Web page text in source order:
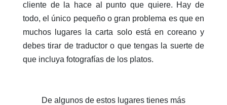
cliente de la hace al punto que quiere. Hay de
todo, el único pequeño o gran problema es que en
muchos lugares la carta solo está en coreano y
debes tirar de traductor o que tengas la suerte de
que incluya fotografías de los platos.
De algunos de estos lugares tienes más